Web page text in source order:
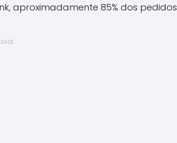
aproximadamente 85% dos pedidos